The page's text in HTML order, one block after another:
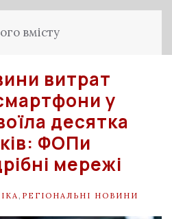
вмісту
витрат
у
десятка
ФОПи
мережі
РЕГІОНАЛЬНІ НОВИНИ